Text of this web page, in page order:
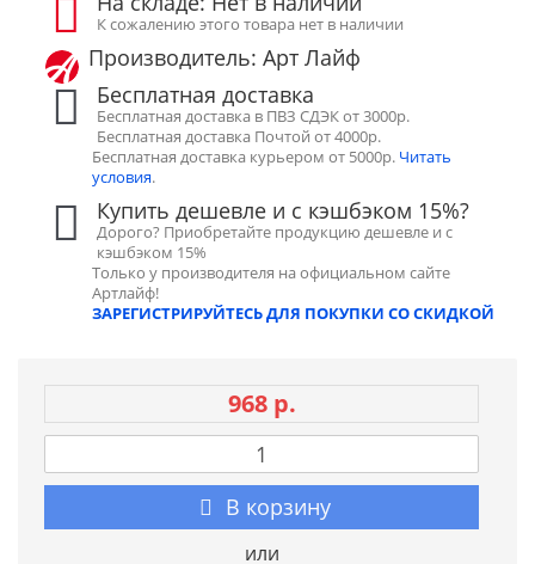
К сожалению этого товара нет в наличии
Производитель: Арт Лайф
Бесплатная доставка
Бесплатная доставка в ПВЗ СДЭК от 3000р.
Бесплатная доставка Почтой от 4000р.
Бесплатная доставка курьером от 5000р. Читать
условия.
Купить дешевле и с кэшбэком 15%?
Дорого? Приобретайте продукцию дешевле и с
кэшбэком 15%
Только у производителя на официальном сайте
Артлайф!
ЗАРЕГИСТРИРУЙТЕСЬ ДЛЯ ПОКУПКИ СО СКИДКОЙ
968 р.
В корзину
или